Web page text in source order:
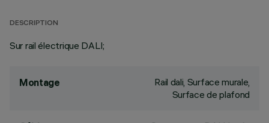
DESCRIPTION
Sur rail électrique DALI;
Montage
Rail dali, Surface murale,
Surface de plafond